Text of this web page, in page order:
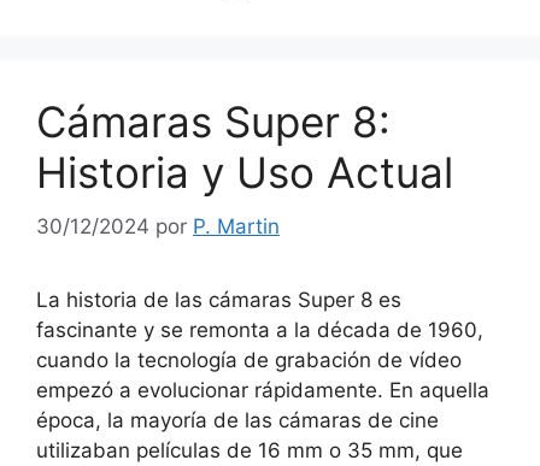
Cámaras Super 8:
Historia y Uso Actual
30/12/2024 por P. Martin
La historia de las cámaras Super 8 es
fascinante y se remonta a la década de 1960,
cuando la tecnología de grabación de vídeo
empezó a evolucionar rápidamente. En aquella
época, la mayoría de las cámaras de cine
utilizaban películas de 16 mm o 35 mm, que